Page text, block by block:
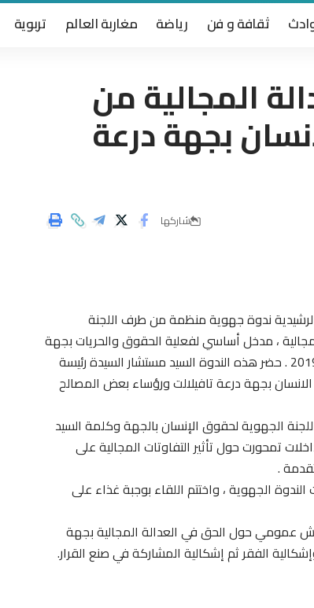
ثقافة و فن رياضة مغاربة العالم تربوية
المجالية من
بجهة درعة
شاركها
ندوة جهوية منظمة من طرف اللجنة
، مدخل أساسي لفعلية الحقوق والحريات بجهة
درعة تافيلالت من أجل عقد إجتماعي جديد ” وذلك يوم الأربعاء 20 نونبر 2019 . حضر هذه الندوة السيد مستشار السيدة رئيسة
بجهة درعة تافيلالت ورؤساء بعض المصالح
الجهوية لحقوق الإنسان بالجهة وكلمة السيد
تمحورت حول تأثير التفاوتات المجالية على
.
الجهوية ، واختتم اللقاء بوجبة غذاء على
عمومي حول الحق في العدالة المجالية بجهة
الفقر ثم إشكالية المشاركة في صنع القرار.